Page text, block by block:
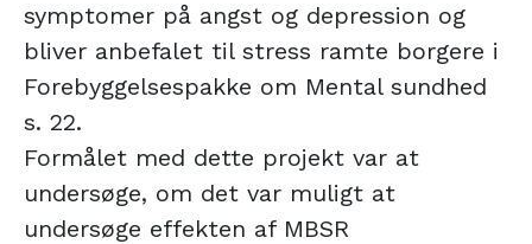
symptomer på angst og depression og
bliver anbefalet til stress ramte borgere i
Forebyggelsespakke om Mental sundhed
s. 22.
Formålet med dette projekt var at
undersøge, om det var muligt at
undersøge effekten af MBSR